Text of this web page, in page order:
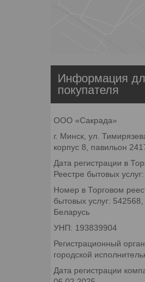
Информация
покупателя
ООО «Сакрада»
г. Минск, ул.
корпус 8, павильон
Дата регистрации в
Реестре бытовых
Номер в Торговом
бытовых услуг: 542568,
Беларусь
УНП: 193839904
Регистрационный
городской
Дата регистрации